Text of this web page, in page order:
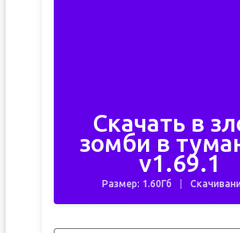
Скачать в
зомби в
v1.69.1
Размер: 1.60Гб